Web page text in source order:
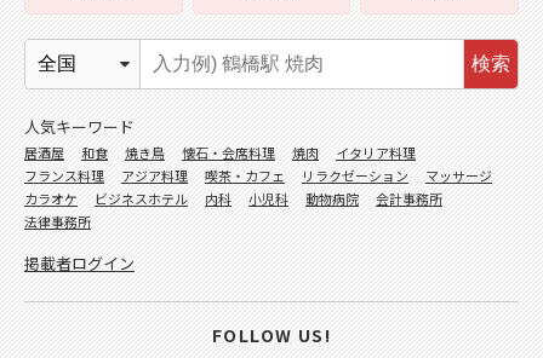
検索
人気キーワード
居酒屋 和食 焼き鳥 懐石・会席料理 焼肉
イタリア料理
フランス料理
アジア料理 喫茶・カフェ リラクゼーション
マッサージ
カラオケ
ビジネスホテル 内科 小児科 動物病院
会計事務所
法律事務所
掲載者ログイン
FOLLOW US!